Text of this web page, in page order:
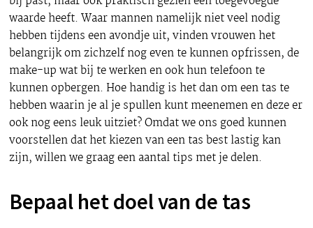
waarde heeft. Waar mannen namelijk niet veel nodig
hebben tijdens een avondje uit, vinden vrouwen het
belangrijk om zichzelf nog even te kunnen opfrissen, de
make-up wat bij te werken en ook hun telefoon te
kunnen opbergen. Hoe handig is het dan om een tas te
hebben waarin je al je spullen kunt meenemen en deze er
ook nog eens leuk uitziet? Omdat we ons goed kunnen
voorstellen dat het kiezen van een tas best lastig kan
zijn, willen we graag een aantal tips met je delen.
Bepaal het doel van de tas